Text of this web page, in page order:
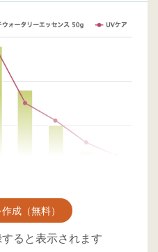
成（無料）
ると表示されます